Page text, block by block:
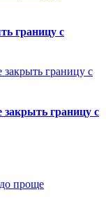
границу с
границу с